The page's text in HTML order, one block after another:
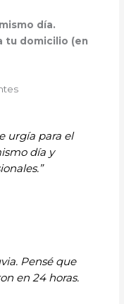
día.
tu domicilio (en
urgía para el
día y
Pensé que
en 24 horas.